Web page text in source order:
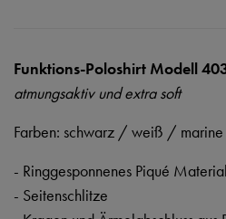
Funktions-Poloshirt Modell
atmungsaktiv und extra soft
Farben: schwarz / weiß / marine
- Ringgesponnenes Piqué Material
- Seitenschlitze